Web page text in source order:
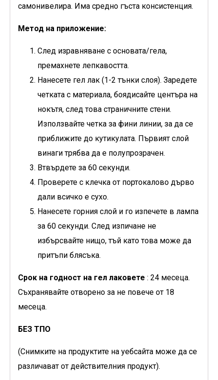
самонивелира. Има средно гъста консистенция.
Метод на приложение:
След изравняване с основата/гела,
премахнете лепкавостта.
Нанесете гел лак (1-2 тънки слоя). Заредете
четката с материала, боядисайте центъра на
нокътя, след това страничните стени.
Използвайте четка за фини линии, за да се
приближите до кутикулата. Първият слой
винаги трябва да е полупрозрачен.
Втвърдете за 60 секунди.
Проверете с клечка от портокалово дърво
дали всичко е сухо.
Нанесете горния слой и го изпечете в лампа
за 60 секунди. След изпичане не
избърсвайте нищо, тъй като това може да
притъпи блясъка.
Срок на годност на гел лаковете : 24 месеца.
Съхранявайте отворено за не повече от 18
месеца.
БЕЗ ТПО
(Снимките на продуктите на уебсайта може да се
различават от действителния продукт).